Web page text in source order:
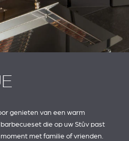
genieten van een warm
die op uw Stûv past
met familie of vrienden.